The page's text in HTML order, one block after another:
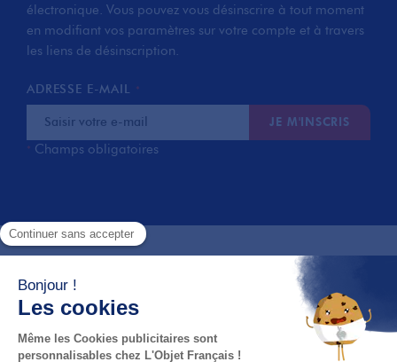
électronique. Vous pouvez vous désinscrire à tout moment
en modifiant vos paramètres sur votre compte et à travers
les liens de désinscription.
ADRESSE E-MAIL *
JE M'INSCRIS
* Champs obligatoires
L'Objet Français
Nos régions